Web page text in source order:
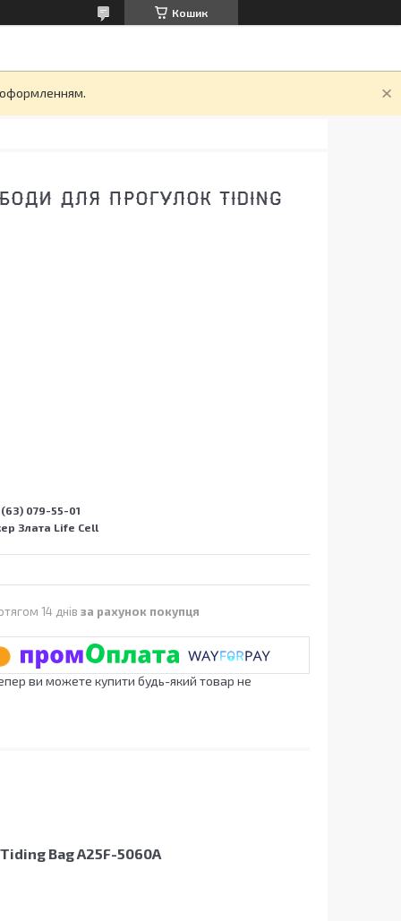
Кошик
оформленням.
ДЛЯ ПРОГУЛОК TIDING
079-55-01
Злата Life Cell
14 днів за рахунок покупця
ви можете купити будь-який товар не
Bag A25F-5060A